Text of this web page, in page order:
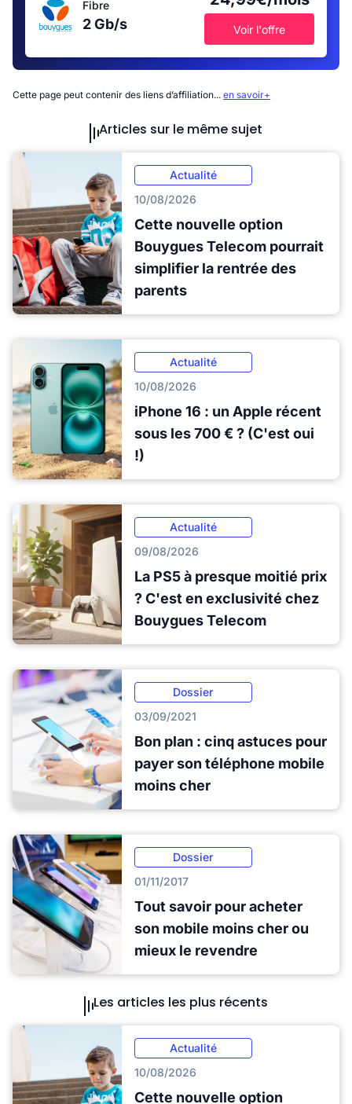
Fibre
2 Gb/s Voir l'offre
Cette page peut contenir des liens d’affiliation... en savoir+
Articles sur le même sujet
Actualité
10/08/2026
Cette nouvelle option
Bouygues Telecom pourrait
simplifier la rentrée des
parents
Actualité
10/08/2026
iPhone 16 : un Apple récent
sous les 700 € ? (C'est oui
!)
Actualité
09/08/2026
La PS5 à presque moitié prix
? C'est en exclusivité chez
Bouygues Telecom
Dossier
03/09/2021
Bon plan : cinq astuces pour
payer son téléphone mobile
moins cher
Dossier
01/11/2017
Tout savoir pour acheter
son mobile moins cher ou
mieux le revendre
Les articles les plus récents
Actualité
10/08/2026
Cette nouvelle option